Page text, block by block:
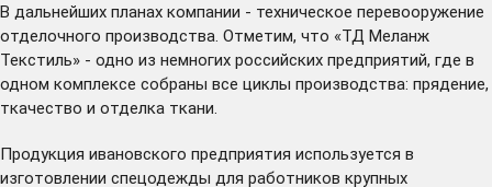
В дальнейших планах компании - техническое перевооружение
отделочного производства. Отметим, что «ТД Меланж
Текстиль» - одно из немногих российских предприятий, где в
одном комплексе собраны все циклы производства: прядение,
ткачество и отделка ткани.
Продукция ивановского предприятия используется в
изготовлении спецодежды для работников крупных